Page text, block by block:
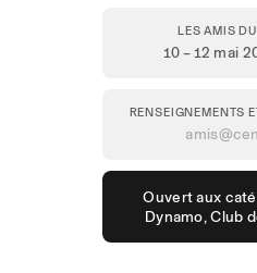
LES AMIS
10 – 12 mai
RENSEIGNEMENTS
Ouvert aux
Dynamo, Club